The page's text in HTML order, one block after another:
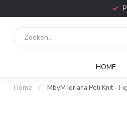
HOME
Home / MbyM Idriana Poli Knit - Fig